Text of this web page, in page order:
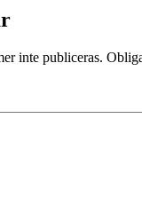
inte publiceras.